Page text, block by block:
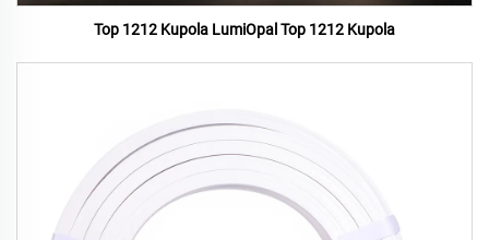
Top 1212 Kupola LumiOpal Top 1212 Kupola